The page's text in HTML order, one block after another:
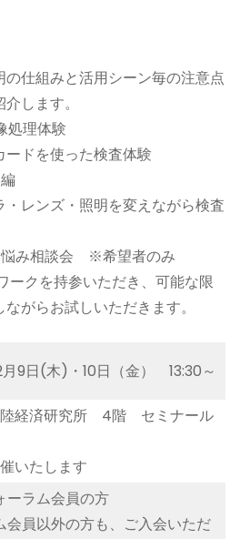
仕組みと活用シーン毎の注意点
します。
処理体験
ドを使った検査体験
レンズ・照明を変えながら検査
悩み相談会 ※希望者のみ
クを持参いただき、可能な限
がらお試しいただきます。
9日(木)・10日（金） 13:30～
陸経済研究所 4階 セミナール
いたします
ーラム会員の方
員以外の方も、ご入会いただ